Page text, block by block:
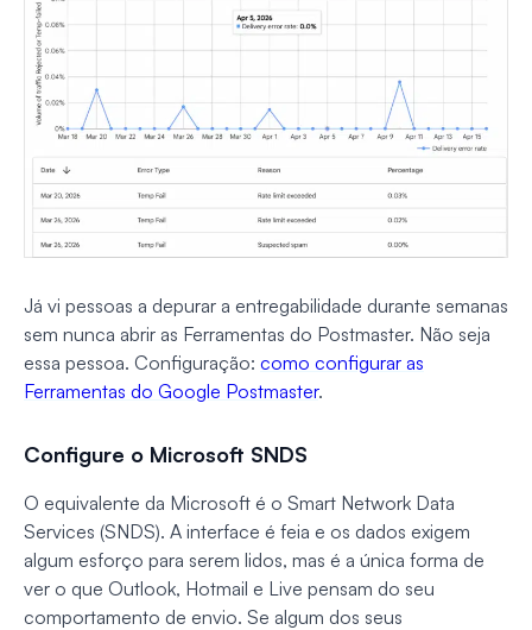
Já vi pessoas a depurar a entregabilidade durante semanas
sem nunca abrir as Ferramentas do Postmaster. Não seja
essa pessoa. Configuração: como configurar as
Ferramentas do Google Postmaster.
Configure o Microsoft SNDS
O equivalente da Microsoft é o Smart Network Data
Services (SNDS). A interface é feia e os dados exigem
algum esforço para serem lidos, mas é a única forma de
ver o que Outlook, Hotmail e Live pensam do seu
comportamento de envio. Se algum dos seus